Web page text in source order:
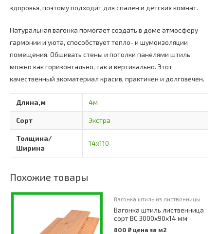
здоровья, поэтому подходит для спален и детских комнат.
Натуральная вагонка помогает создать в доме атмосферу
гармонии и уюта, способствует тепло- и шумоизоляции
помещения. Обшивать стены и потолки панелями штиль
можно как горизонтально, так и вертикально. Этот
качественный экоматериал красив, практичен и долговечен.
Длина,м 4м
Сорт Экстра
Толщина/
Ширина
14х110
Похожие товары
Вагонка штиль из лиственницы
Вагонка штиль лиственница
сорт ВС 3000х90х14 мм
800 ₽ цена за м2